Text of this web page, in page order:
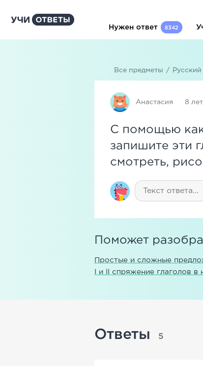
Нужен ответ 8342
Все предметы / Русский
Анастасия 8
С помощью
запишите эти
смотреть,
Поможет
Простые и сложные
I и II спряжение глаголов
Ответы 5